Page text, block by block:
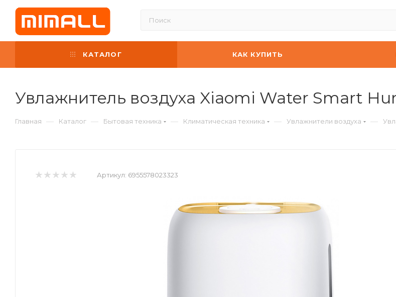
КАТАЛОГ КАК КУПИТЬ
Увлажнитель воздуха Xiaomi Water Smart
Главная — Каталог — Бытовая техника — Климатическая техника — Увлажнители воздуха —
Артикул: 6955578023323